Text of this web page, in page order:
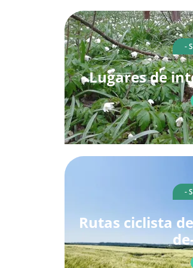
-
Lugares de
-
Rutas ciclista